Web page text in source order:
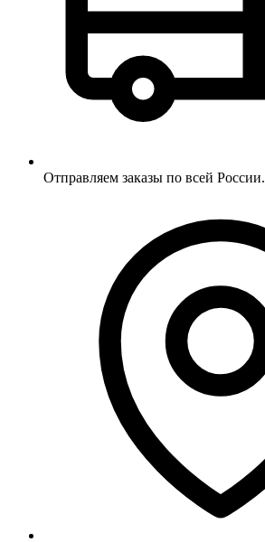
Отправляем заказы по всей России.